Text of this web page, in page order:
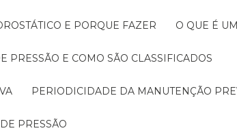
E PORQUE FAZER O QUE É
PRESSÃO E COMO SÃO CLASSIFICADOS
PERIODICIDADE DA MANUTENÇÃO
PRESSÃO